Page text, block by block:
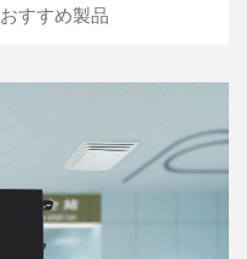
おすすめ製品